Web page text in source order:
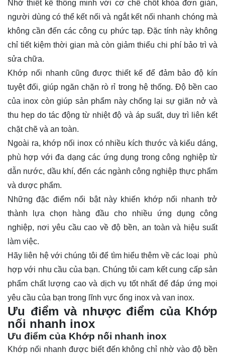
Nhờ thiết kế thông minh với cơ chế chốt khóa đơn giản,
người dùng có thể kết nối và ngắt kết nối nhanh chóng mà
không cần đến các công cụ phức tạp. Đặc tính này không
chỉ tiết kiệm thời gian mà còn giảm thiểu chi phí bảo trì và
sửa chữa.
Khớp nối nhanh cũng được thiết kế để đảm bảo độ kín
tuyệt đối, giúp ngăn chặn rò rỉ trong hệ thống. Độ bền cao
của inox còn giúp sản phẩm này chống lại sự giãn nở và
thu hẹp do tác động từ nhiệt độ và áp suất, duy trì liên kết
chặt chẽ và an toàn.
Ngoài ra, khớp nối inox có nhiều kích thước và kiểu dáng,
phù hợp với đa dạng các ứng dụng trong công nghiệp từ
dẫn nước, dầu khí, đến các ngành công nghiệp thực phẩm
và dược phẩm.
Những đặc điểm nổi bật này khiến khớp nối nhanh trở
thành lựa chọn hàng đầu cho nhiều ứng dụng công
nghiệp, nơi yêu cầu cao về độ bền, an toàn và hiệu suất
làm việc.
Hãy liên hệvới chúng tôi để tìm hiểu thêm về các loại phù
hợp với nhu cầu của bạn. Chúng tôi cam kết cung cấp sản
phẩm chất lượng cao và dịch vụ tốt nhất để đáp ứng mọi
yêu cầu của bạn trong lĩnh vực ống inox và van inox.
Ưu điểm và nhược điểm của Khớp
nối nhanh inox
Ưu điểm của Khớp nối nhanh inox
Khớp nối nhanh được biết đến không chỉ nhờ vào độ bền